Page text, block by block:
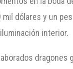
mil dólares y un
interior.
dragones